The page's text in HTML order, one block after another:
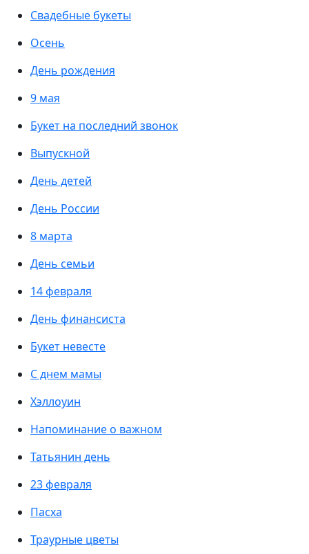
Свадебные букеты
Осень
День рождения
9 мая
Букет на последний звонок
Выпускной
День детей
День России
8 марта
День семьи
14 февраля
День финансиста
Букет невесте
С днем мамы
Хэллоуин
Напоминание о важном
Татьянин день
23 февраля
Пасха
Траурные цветы